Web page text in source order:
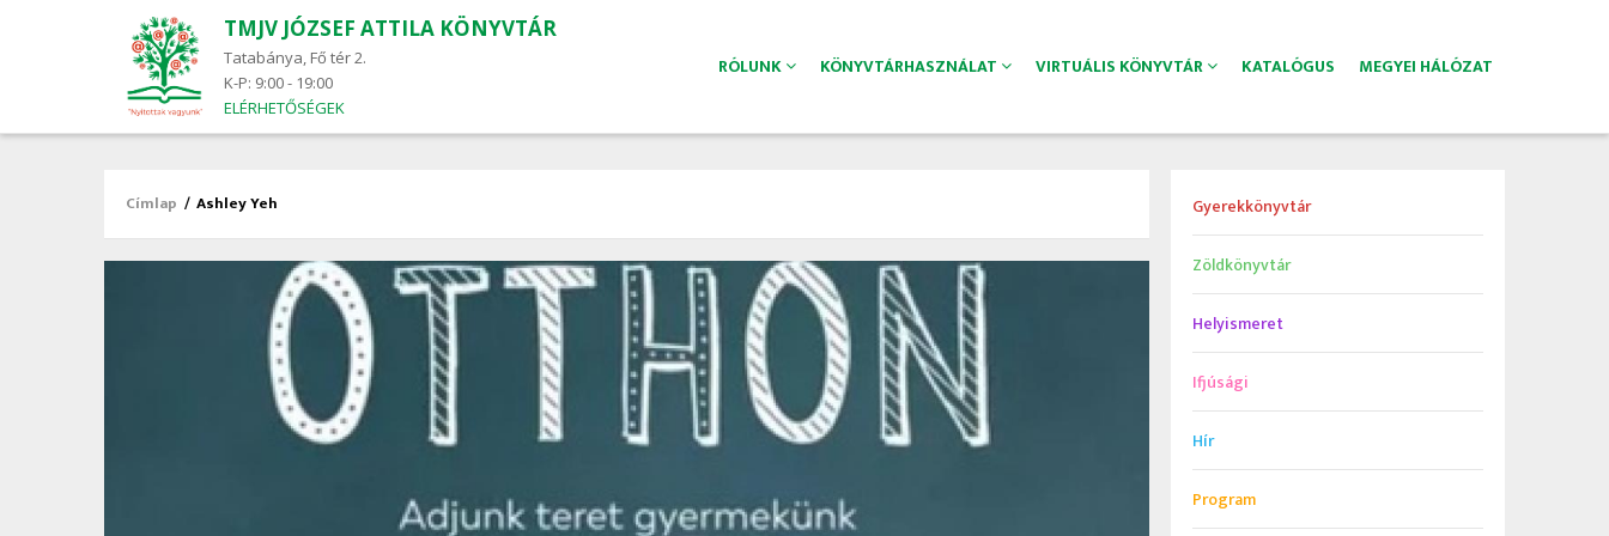
TMJV JÓZSEF ATTILA KÖNYVTÁR
Tatabánya, Fő tér 2.
K-P: 9:00 - 19:00
ELÉRHETŐSÉGEK
Main
navigation RÓLUNK KÖNYVTÁRHASZNÁLAT VIRTUÁLIS KÖNYVTÁR KATALÓGUS MEGYEI HÁLÓZAT
Morzsa
Címlap / Ashley Yeh Gyerekkönyvtár
Zöldkönyvtár
Helyismeret
Ifjúsági
Hír
Program